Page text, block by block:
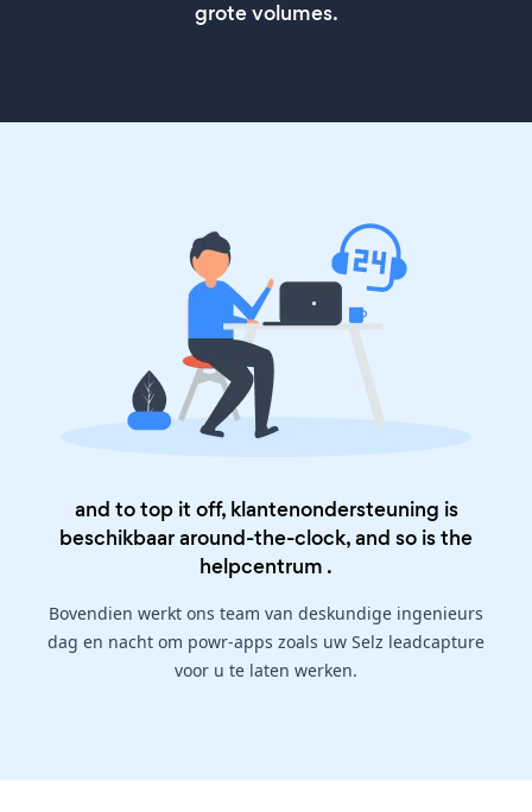
grote volumes.
and to top it off, klantenondersteuning is
beschikbaar around-the-clock, and so is the
helpcentrum .
Bovendien werkt ons team van deskundige ingenieurs
dag en nacht om powr-apps zoals uw Selz leadcapture
voor u te laten werken.